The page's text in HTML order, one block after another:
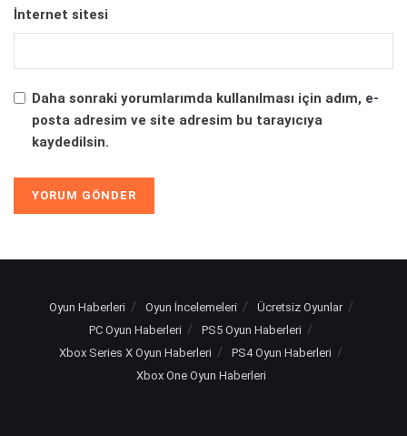
İnternet sitesi
Daha sonraki yorumlarımda kullanılması için adım, e-
posta adresim ve site adresim bu tarayıcıya
kaydedilsin.
Oyun Haberleri Oyun İncelemeleri
Ücretsiz Oyunlar
PC Oyun Haberleri
PS5 Oyun Haberleri
Xbox Series X Oyun Haberleri
PS4 Oyun Haberleri
Xbox One Oyun Haberleri